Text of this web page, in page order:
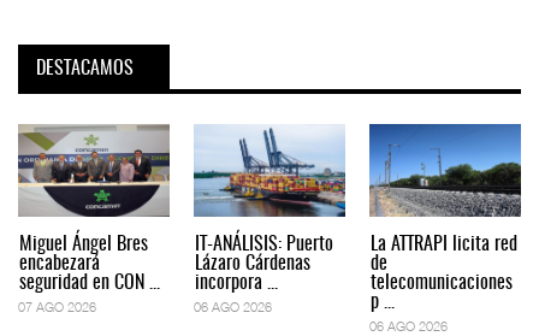
DESTACAMOS
Miguel Ángel Bres
encabezará
seguridad en CON ...
07 AGO 2026
IT-ANÁLISIS: Puerto
Lázaro Cárdenas
incorpora ...
06 AGO 2026
La ATTRAPI licita red
de
telecomunicaciones
p ...
06 AGO 2026